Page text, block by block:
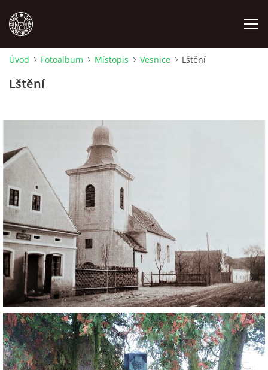
OSOBNOSTI
ODKAZY
O NÁS
DŮL NA SLÍDU (NA KOLE)
Kontakt:
Úvod Fotoalbum Místopis Vesnice Lštění
Lštění